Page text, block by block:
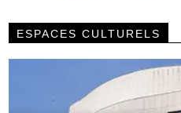
ESPACES CULTURELS